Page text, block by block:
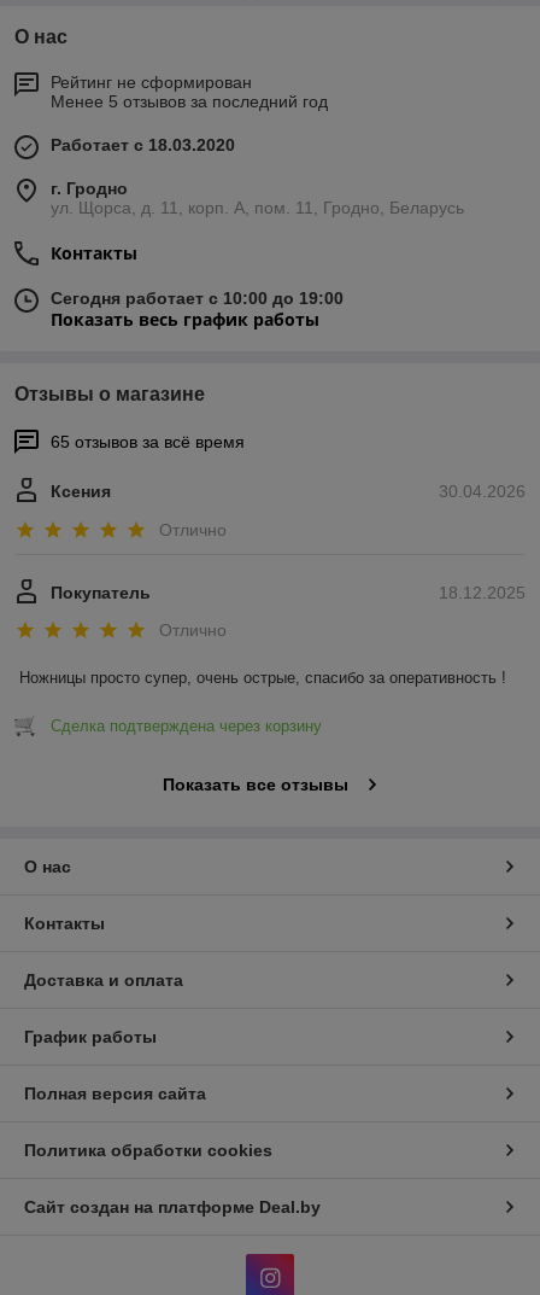
О нас
Рейтинг не сформирован
Менее 5 отзывов за последний год
Работает с 18.03.2020
г. Гродно
ул. Щорса, д. 11, корп. А, пом. 11, Гродно, Беларусь
Контакты
Сегодня работает с 10:00 до 19:00
Показать весь график работы
Отзывы о магазине
65 отзывов за всё время
30.04.2026
Ксения
Отлично
18.12.2025
Покупатель
Отлично
Ножницы просто супер, очень острые, спасибо за оперативность !
Сделка подтверждена через корзину
Показать все отзывы
О нас
Контакты
Доставка и оплата
График работы
Полная версия сайта
Политика обработки cookies
Сайт создан на платформе Deal.by